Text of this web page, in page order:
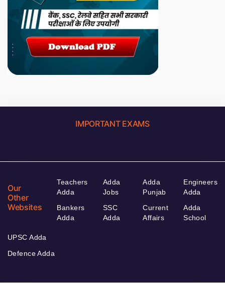
IMPORTANT EXAMS
Our
Other
Websites
Teachers
Adda
Bankers
Adda
Adda
Jobs
SSC
Adda
Adda
Punjab
Current
Affairs
Engineers
Adda
Adda
School
UPSC Adda
Defence Adda